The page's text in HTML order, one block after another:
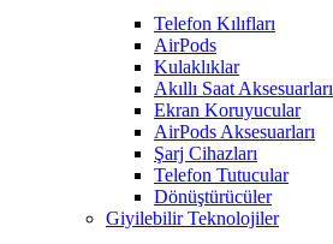
Telefon Kılıfları
AirPods
Kulaklıklar
Akıllı Saat Aksesuarları
Ekran Koruyucular
AirPods Aksesuarları
Şarj Cihazları
Telefon Tutucular
Dönüştürücüler
Giyilebilir Teknolojiler